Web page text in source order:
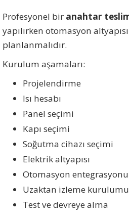
Profesyonel bir anahtar
yapılırken otomasyon
planlanmalıdır.
Kurulum aşamaları:
Projelendirme
Isı hesabı
Panel seçimi
Kapı seçimi
Soğutma cihazı seçimi
Elektrik altyapısı
Otomasyon entegrasyonu
Uzaktan izleme kurulumu
Test ve devreye alma